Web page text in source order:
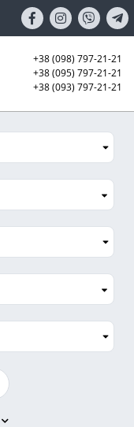
+38 (098) 797-21-21
+38 (095) 797-21-21
+38 (093) 797-21-21